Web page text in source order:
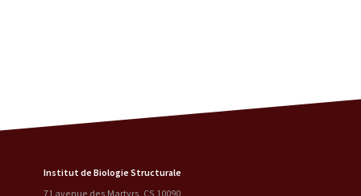
Institut de Biologie Structurale
71 avenue des Martyrs, CS 10090